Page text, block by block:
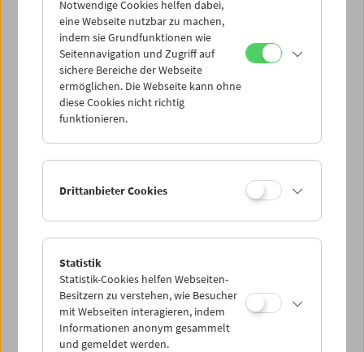
November 29, 2024, 8.30 p.m. with Salomé Alexi in
attendance
HENRY JAMES AND JAMES STEWART
Young Mr. Lincoln(1939, John Ford): Dezember 7, 2024, 6
p.m introduced by Alexander Horwath
MEERESUNGEHEUER
You can reserve free tickets by phone or online as usual.
You can pick up reserved tickets at the box office on the
day of the screening.
Find more information about our supporting
membershiphere.
Notwendige Cookies helfen dabei,
eine Webseite nutzbar zu machen,
indem sie Grundfunktionen wie
Seitennavigation und Zugriff auf
sichere Bereiche der Webseite
ermöglichen. Die Webseite kann ohne
diese Cookies nicht richtig
funktionieren.
Drittanbieter Cookies
Statistik
Statistik-Cookies helfen Webseiten-
Besitzern zu verstehen, wie Besucher
mit Webseiten interagieren, indem
Informationen anonym gesammelt
und gemeldet werden.